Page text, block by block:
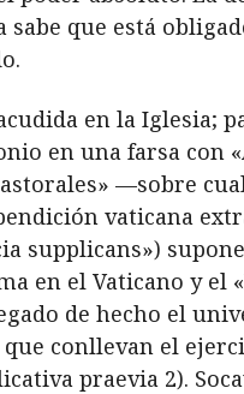
sabe que está
en la Iglesia;
en una farsa con
—sobre
vaticana
supplicans»)
en el Vaticano y
de hecho el
conllevan el
praevia 2).